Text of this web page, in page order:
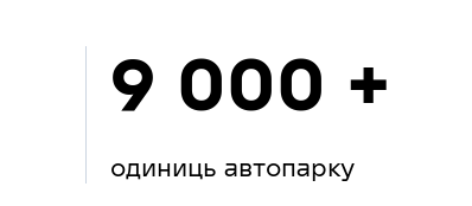
9 000 +
одиниць автопарку